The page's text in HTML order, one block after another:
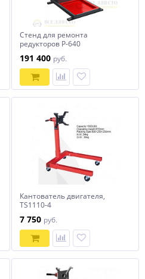
Стенд для ремонта
редукторов Р-640
191 400 руб.
Кантователь двигателя,
TS1110-4
7 750 руб.